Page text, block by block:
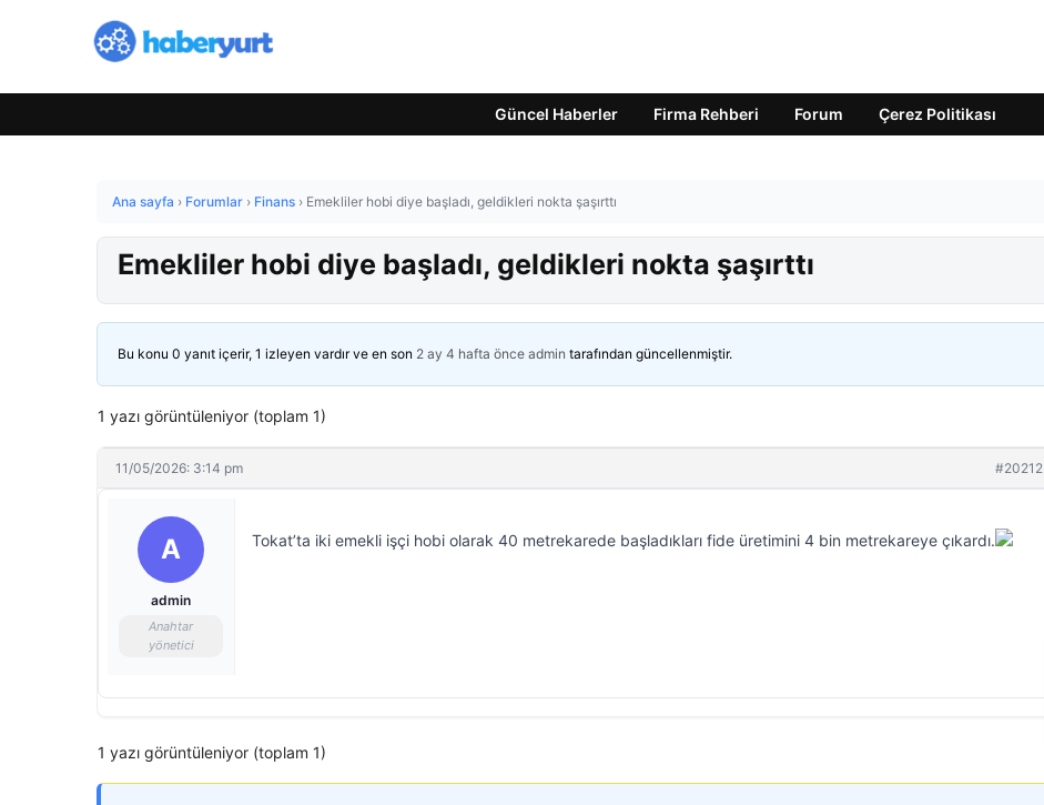
Güncel Haberler Firma Rehberi Forum Çerez Politikası
Ana sayfa › Forumlar › Finans › Emekliler hobi diye başladı, geldikleri nokta şaşırttı
Emekliler hobi diye başladı, geldikleri nokta şaşırttı
Bu konu 0 yanıt içerir, 1 izleyen vardır ve en son 2 ay 4 hafta önce admin tarafından güncellenmiştir.
1 yazı görüntüleniyor (toplam 1)
11/05/2026: 3:14 pm #20212
A
admin
Anahtar
yönetici
Tokat’ta iki emekli işçi hobi olarak 40 metrekarede başladıkları fide üretimini 4 bin metrekareye çıkardı.
1 yazı görüntüleniyor (toplam 1)